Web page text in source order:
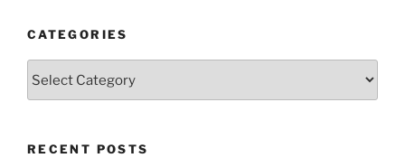
CATEGORIES
RECENT POSTS